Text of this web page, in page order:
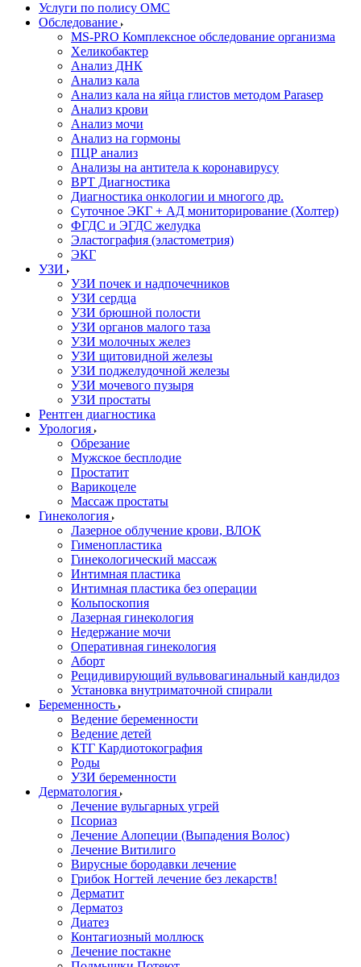
Услуги по полису ОМС
Обследование
MS-PRO Комплексное обследование организма
Хеликобактер
Анализ ДНК
Анализ кала
Анализ кала на яйца глистов методом Parasep
Анализ крови
Анализ мочи
Анализ на гормоны
ПЦР анализ
Анализы на антитела к коронавирусу
ВРТ Диагностика
Диагностика онкологии и многого др.
Суточное ЭКГ + АД мониторирование (Холтер)
ФГДС и ЭГДС желудка
Эластография (эластометрия)
ЭКГ
УЗИ
УЗИ почек и надпочечников
УЗИ сердца
УЗИ брюшной полости
УЗИ органов малого таза
УЗИ молочных желез
УЗИ щитовидной железы
УЗИ поджелудочной железы
УЗИ мочевого пузыря
УЗИ простаты
Рентген диагностика
Урология
Обрезание
Мужское бесплодие
Простатит
Варикоцеле
Массаж простаты
Гинекология
Лазерное облучение крови, ВЛОК
Гименопластика
Гинекологический массаж
Интимная пластика
Интимная пластика без операции
Кольпоскопия
Лазерная гинекология
Недержание мочи
Оперативная гинекология
Аборт
Рецидивирующий вульвовагинальный кандидоз
Установка внутриматочной спирали
Беременность
Ведение беременности
Ведение детей
КТГ Кардиотокография
Роды
УЗИ беременности
Дерматология
Лечение вульгарных угрей
Псориаз
Лечение Алопеции (Выпадения Волос)
Лечение Витилиго
Вирусные бородавки лечение
Грибок Ногтей лечение без лекарств!
Дерматит
Дерматоз
Диатез
Контагиозный моллюск
Лечение постакне